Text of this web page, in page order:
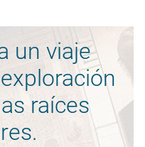
un viaje
raíces